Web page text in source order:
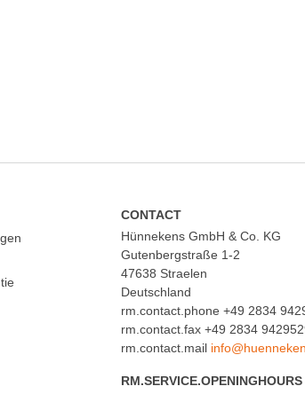
CONTACT
Hünnekens GmbH & Co. KG
Gutenbergstraße 1-2
47638 Straelen
Deutschland
rm.contact.phone +49 2834
rm.contact.fax +49 2834
rm.contact.mail
RM.SERVICE.OPENINGHOURS